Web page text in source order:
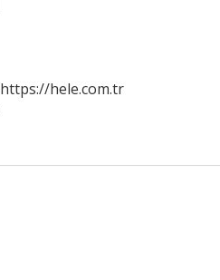
https://hele.com.tr